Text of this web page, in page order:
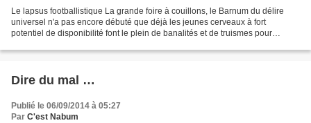
Le lapsus footballistique La grande foire à couillons, le Barnum du délire
universel n'a pas encore débuté que déjà les jeunes cerveaux à fort
potentiel de disponibilité font le plein de banalités et de truismes pour
Dire du mal …
Publié le 06/09/2014 à 05:27
Par C'est Nabum